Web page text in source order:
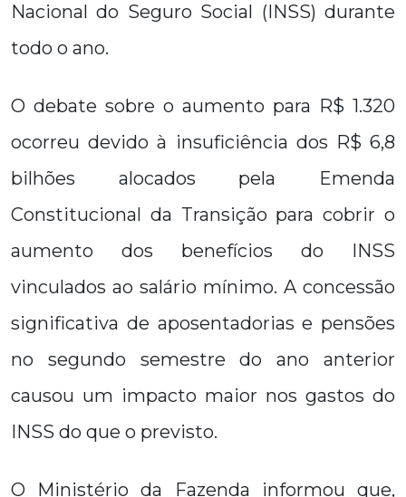
Nacional do Seguro Social (INSS) durante
todo o ano.
O debate sobre o aumento para R$ 1.320
ocorreu devido à insuficiência dos R$ 6,8
bilhões alocados pela Emenda
Constitucional da Transição para cobrir o
aumento dos benefícios do INSS
vinculados ao salário mínimo. A concessão
significativa de aposentadorias e pensões
no segundo semestre do ano anterior
causou um impacto maior nos gastos do
INSS do que o previsto.
O Ministério da Fazenda informou que,